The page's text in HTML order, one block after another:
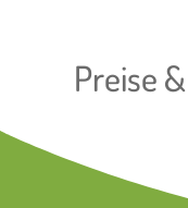
Preise